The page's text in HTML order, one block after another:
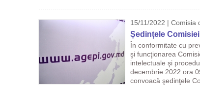
15/11/2022 | Comisia
Ședințele
În conformitate cu
şi funcţionarea
intelectuale şi
decembrie 2022 ora
convoacă şedinţele